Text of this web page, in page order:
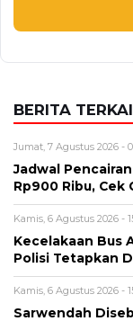
BERITA
Jumat, 7 Agustus 2026 -
Jadwal
Rp900 Ribu, Cek
Kamis, 6 Agustus 2026 -
Kecelakaan Bus
Polisi Tetapkan
Kamis, 6 Agustus 2026 -
Sarwendah